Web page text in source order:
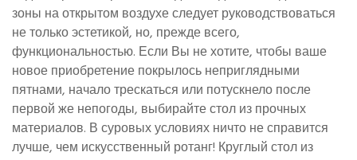
зоны на открытом воздухе следует руководствоваться
не только эстетикой, но, прежде всего,
функциональностью. Если Вы не хотите, чтобы ваше
новое приобретение покрылось неприглядными
пятнами, начало трескаться или потускнело после
первой же непогоды, выбирайте стол из прочных
материалов. В суровых условиях ничто не справится
лучше, чем искусственный ротанг! Круглый стол из